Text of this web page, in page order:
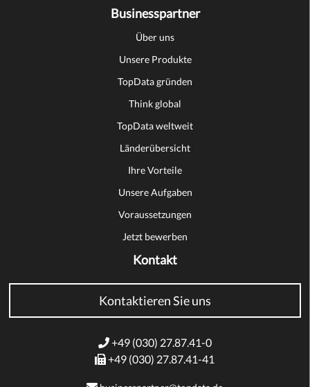
Businesspartner
Über uns
Unsere Produkte
TopData gründen
Think global
TopData weltweit
Länderübersicht
Ihre Vorteile
Unsere Aufgaben
Voraussetzungen
Jetzt bewerben
Kontakt
Kontaktieren Sie uns
+49 (030) 27.87.41-0
+49 (030) 27.87.41-41